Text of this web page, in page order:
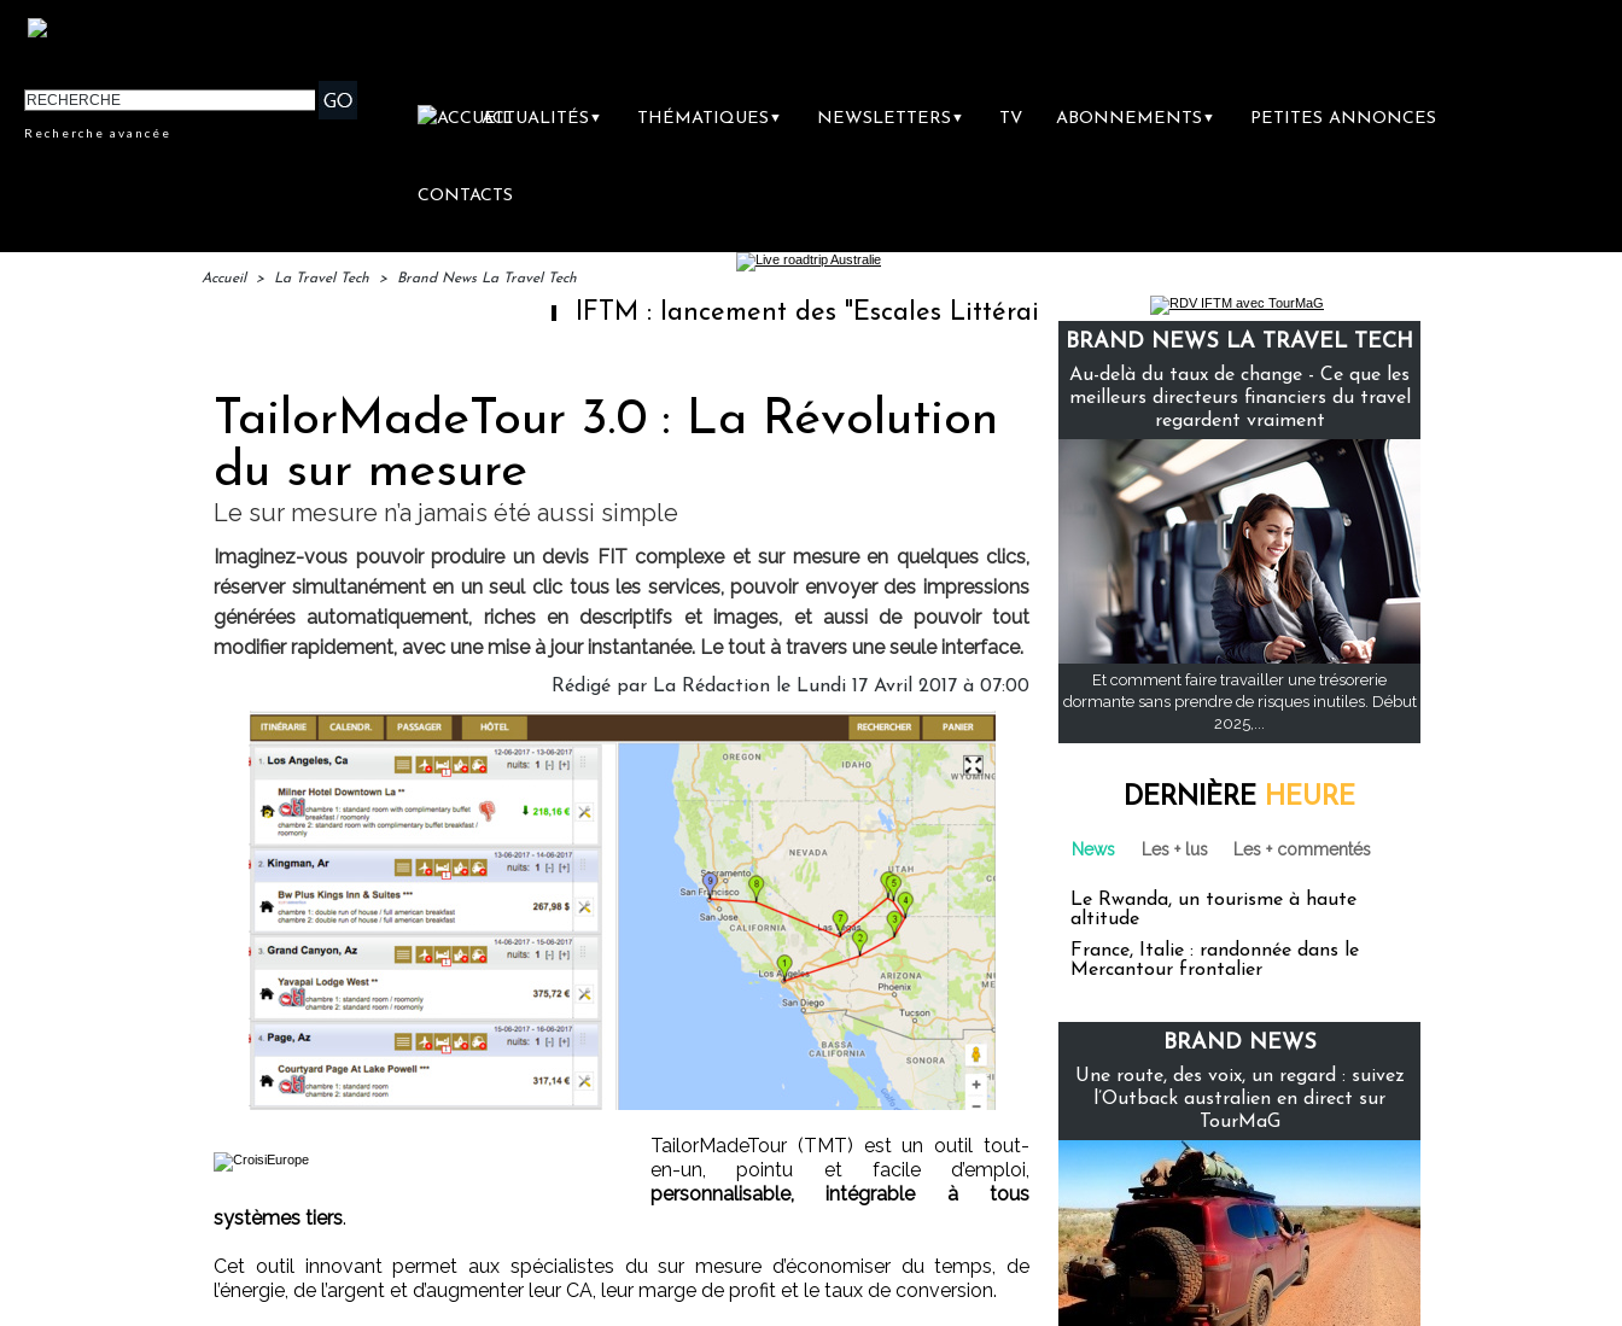
Recherche avancée
ACTUALITÉS ▼ THÉMATIQUES ▼ NEWSLETTERS ▼ TV ABONNEMENTS ▼ PETITES ANNONCES
CONTACTS
Accueil > La Travel Tech > Brand News La Travel Tech
IFTM : lancement des "Escales Littéraires", la première librairie du voyage
TailorMadeTour 3.0 : La Révolution
du sur mesure
Le sur mesure n’a jamais été aussi simple
Imaginez-vous pouvoir produire un devis FIT complexe et sur mesure en quelques clics,
réserver simultanément en un seul clic tous les services, pouvoir envoyer des impressions
générées automatiquement, riches en descriptifs et images, et aussi de pouvoir tout
modifier rapidement, avec une mise à jour instantanée. Le tout à travers une seule interface.
Rédigé par La Rédaction le Lundi 17 Avril 2017 à 07:00
TailorMadeTour (TMT) est un outil tout-
en-un, pointu et facile d’emploi,
personnalisable, intégrable à tous
systèmes tiers.
Cet outil innovant permet aux spécialistes du sur mesure d’économiser du temps, de
l’énergie, de l’argent et d’augmenter leur CA, leur marge de profit et le taux de conversion.
BRAND NEWS LA TRAVEL TECH
Au-delà du taux de change - Ce que les
meilleurs directeurs financiers du travel
regardent vraiment
Et comment faire travailler une trésorerie
dormante sans prendre de risques inutiles. Début
2025,...
DERNIÈRE HEURE
News Les + lus Les + commentés
Le Rwanda, un tourisme à haute
altitude
France, Italie : randonnée dans le
Mercantour frontalier
BRAND NEWS
Une route, des voix, un regard : suivez
l’Outback australien en direct sur
TourMaG